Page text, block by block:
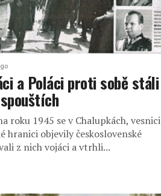
a Poláci proti sobě stáli
roku 1945 se v Chalupkách, vesnici
hranici objevily československé
z nich vojáci a vtrhli...